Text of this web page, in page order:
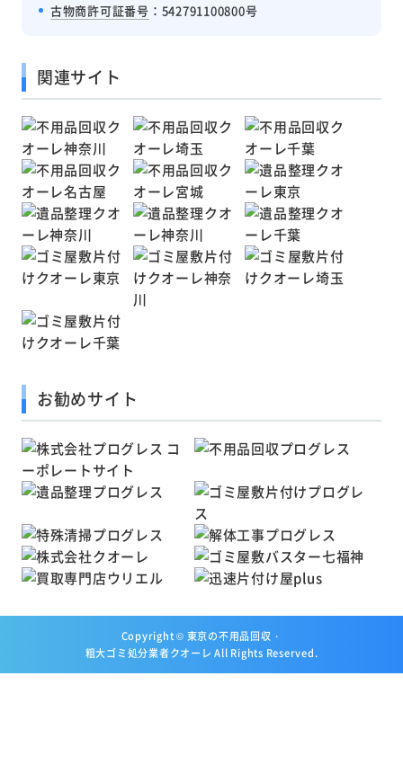
古物商許可証番号 ：542791100800号
関連サイト
お勧めサイト
Copyright © 東京の不用品回収・
粗大ゴミ処分業者クオーレ All Rights Reserved.